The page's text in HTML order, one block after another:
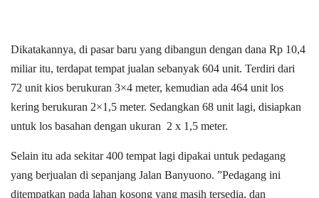
Dikatakannya, di pasar baru yang dibangun dengan dana Rp 10,4
miliar itu, terdapat tempat jualan sebanyak 604 unit. Terdiri dari
72 unit kios berukuran 3×4 meter, kemudian ada 464 unit los
kering berukuran 2×1,5 meter. Sedangkan 68 unit lagi, disiapkan
untuk los basahan dengan ukuran 2 x 1,5 meter.
Selain itu ada sekitar 400 tempat lagi dipakai untuk pedagang
yang berjualan di sepanjang Jalan Banyuono. ”Pedagang ini
ditempatkan pada lahan kosong yang masih tersedia, dan